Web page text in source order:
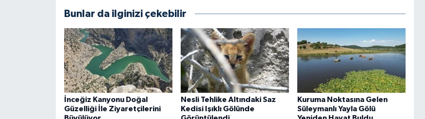
Bunlar da ilginizi çekebilir
İnceğiz Kanyonu Doğal
Güzelliği İle Ziyaretçilerini
Nesli Tehlike Altındaki Saz
Kedisi Işıklı Gölünde
Kuruma Noktasına Gelen
Süleymanlı Yayla Gölü